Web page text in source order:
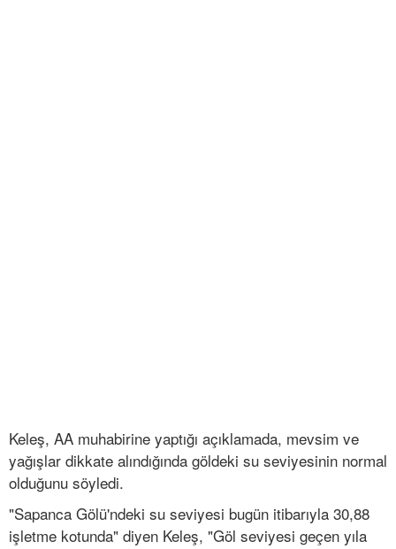
Keleş, AA muhabirine yaptığı açıklamada, mevsim ve
yağışlar dikkate alındığında göldeki su seviyesinin normal
olduğunu söyledi.
"Sapanca Gölü'ndeki su seviyesi bugün itibarıyla 30,88
işletme kotunda" diyen Keleş, "Göl seviyesi geçen yıla